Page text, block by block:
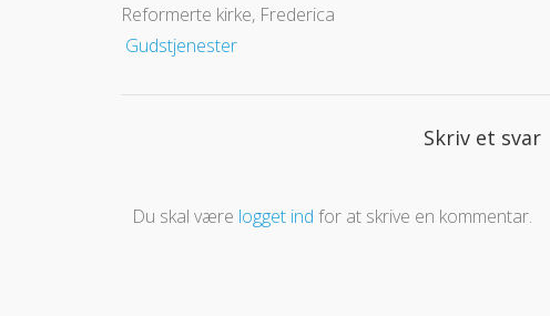
Reformerte kirke, Frederica
Gudstjenester
Skriv et svar
Du skal være logget ind for at skrive en kommentar.